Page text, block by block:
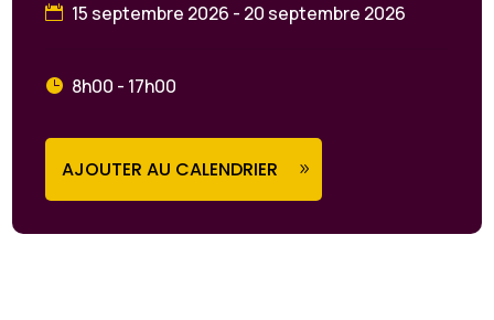
15 septembre 2026 - 20 septembre 2026
8h00 - 17h00
AJOUTER AU CALENDRIER